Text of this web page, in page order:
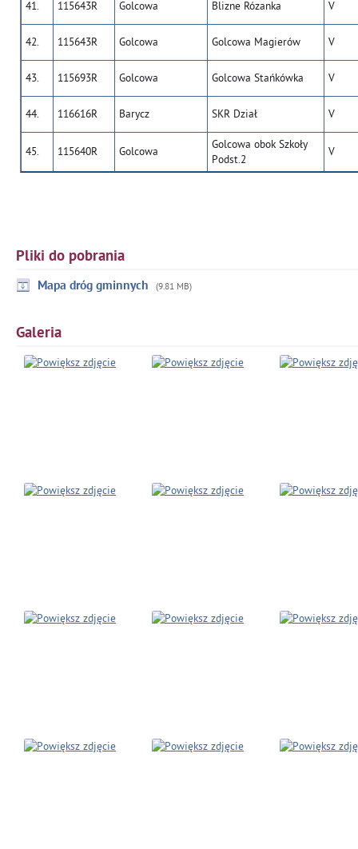
41. 115643R Golcowa Blizne Rózanka V
42. 115643R Golcowa Golcowa Magierów V
43. 115693R Golcowa Golcowa Stańkówka V
44. 116616R Barycz SKR Dział V
45. 115640R Golcowa
Golcowa obok Szkoły
Podst.2
V
Pliki do pobrania
Mapa dróg gminnych (9.81 MB)
Galeria